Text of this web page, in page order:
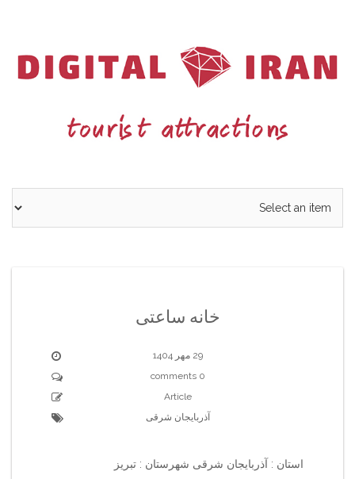
خانه ساعتی
29 مهر 1404
0 comments
Article
آذربایجان شرقی
استان : آذربایجان شرقی شهرستان : تبریز